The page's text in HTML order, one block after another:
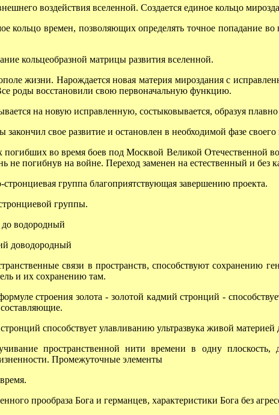
воздействия вселенной. Создается единое кольцо
кольцо времен, позволяющих определять точное попадание
кольцеобразной матрицы развития вселенной.
жизни. Нарождается новая материя мироздания с
роды восстановили свою первоначальную функцию.
на новую исправленную, состыковывается, образуя
закончил свое развитие и остановлен в необходимой фазе своего
во время боев под Москвой Великой Отечественной
не погибнув на войне. Переход заменен на естественный и без
группа благоприятствующая завершению проекта.
группы.
водородный
доводородный
связи в пространств, способствуют сохранению
и их сохранению там.
строения золота - золотой кадмий стронций -
способствует улавливанию ультразвука живой материей
пространственной нити времени в одну плоскость,
Промежуточные элементы
прообраза Бога и германцев, характеристики Бога без